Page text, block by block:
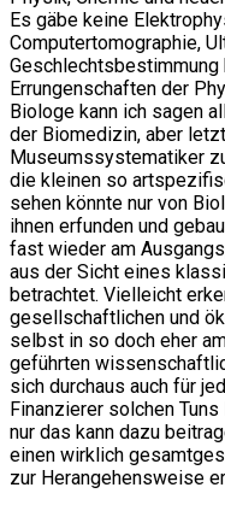
Es gäbe keine
Computertomographie,
Errungenschaften der
Biologe kann ich sagen
der Biomedizin, aber
Museumssystematiker
die kleinen so
sehen könnte nur von
ihnen erfunden und
fast wieder am
aus der Sicht eines
betrachtet. Vielleicht
gesellschaftlichen und
selbst in so doch eher
geführten
sich durchaus auch für
Finanzierer solchen
nur das kann dazu
einen wirklich
zur Herangehensweise